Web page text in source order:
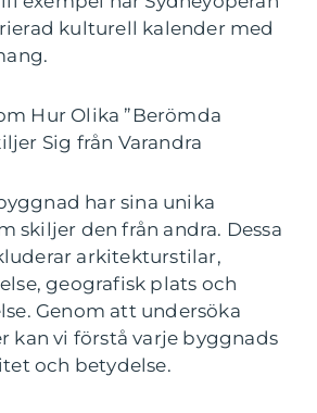
kulturell kalender med
Hur Olika ”Berömda
Sig från Varandra
har sina unika
skiljer den från andra. Dessa
arkitekturstilar,
geografisk plats och
Genom att undersöka
kan vi förstå varje byggnads
och betydelse.